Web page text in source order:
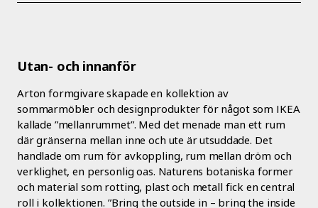
Utan- och innanför
Arton formgivare skapade en kollektion av
sommarmöbler och designprodukter för något som IKEA
kallade ”mellanrummet”. Med det menade man ett rum
där gränserna mellan inne och ute är utsuddade. Det
handlade om rum för avkoppling, rum mellan dröm och
verklighet, en personlig oas. Naturens botaniska former
och material som rotting, plast och metall fick en central
roll i kollektionen. ”Bring the outside in – bring the inside